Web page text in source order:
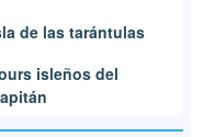
de las tarántulas
isleños del